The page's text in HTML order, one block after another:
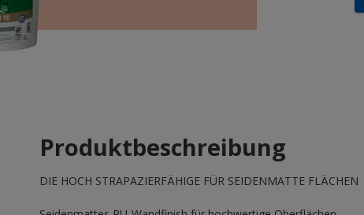
Produktbeschreibung
DIE HOCH STRAPAZIERFÄHIGE FÜR SEIDENMATTE FLÄCHEN